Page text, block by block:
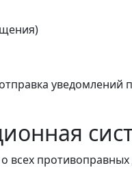
уведомлений